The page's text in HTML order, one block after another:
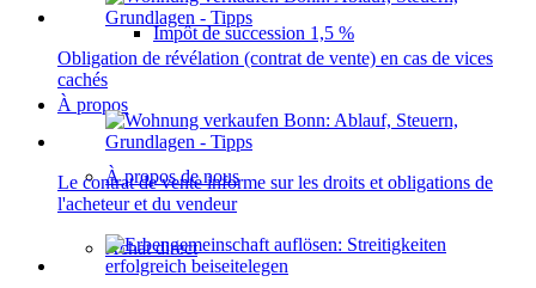
Impôt de succession 1,5 %
À propos
À propos de nous
Achat direct
Obligation de révélation (contrat de vente) en cas de vices
cachés
Le contrat de vente informe sur les droits et obligations de
l'acheteur et du vendeur